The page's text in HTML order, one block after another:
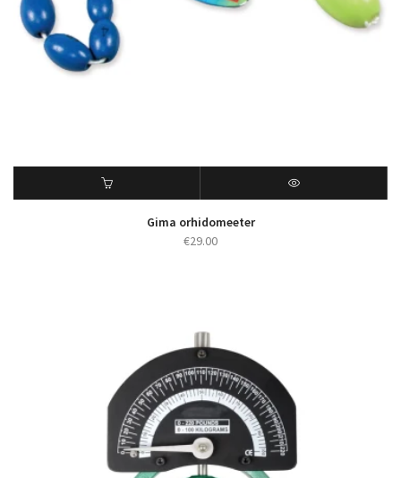
Gima orhidomeeter
€29.00